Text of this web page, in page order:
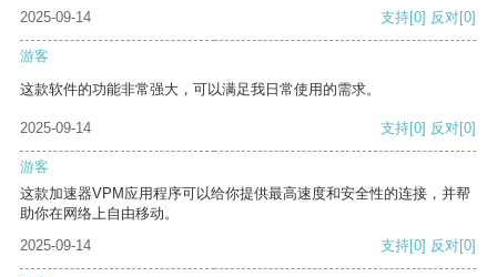
2025-09-14 支持[0] 反对[0]
游客
这款软件的功能非常强大，可以满足我日常使用的需求。
2025-09-14 支持[0] 反对[0]
游客
这款加速器VPM应用程序可以给你提供最高速度和安全性的连接，并帮
助你在网络上自由移动。
2025-09-14
支持[0] 反对[0]